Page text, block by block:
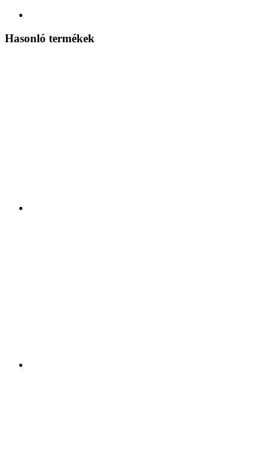
Hasonló termékek